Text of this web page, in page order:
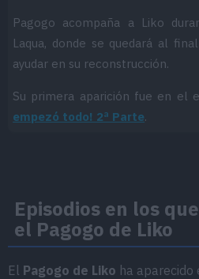
Pagogo acompaña a Liko
Laqua, donde se quedará al
ayudar en su reconstrucción.
Su primera aparición fue en el
empezó todo! 2ª Parte.
Episodios en los
el Pagogo de Liko
El Pagogo de Liko ha aparecido